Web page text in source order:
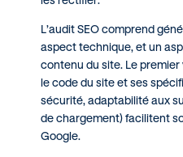
L’audit SEO comprend
aspect technique, et un
contenu du site. Le
le code du site et ses
sécurité, adaptabilité aux
de chargement) facilitent
Google.